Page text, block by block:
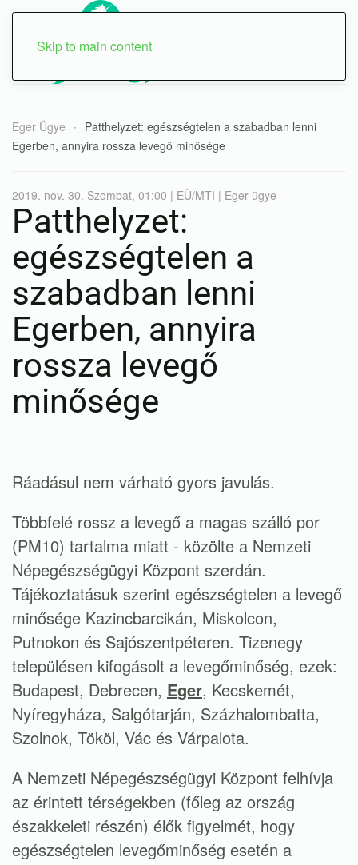
Skip to main content
Eger Ügye
Patthelyzet: egészségtelen a szabadban lenni
Egerben, annyira rossza levegő minősége
2019. nov. 30. Szombat, 01:00 | EÜ/MTI | Eger ügye
Patthelyzet:
egészségtelen a
szabadban lenni
Egerben, annyira
rossza levegő
minősége
Ráadásul nem várható gyors javulás.
Többfelé rossz a levegő a magas szálló por
(PM10) tartalma miatt - közölte a Nemzeti
Népegészségügyi Központ szerdán.
Tájékoztatásuk szerint egészségtelen a levegő
minősége Kazincbarcikán, Miskolcon,
Putnokon és Sajószentpéteren. Tizenegy
településen kifogásolt a levegőminőség, ezek:
Budapest, Debrecen, Eger, Kecskemét,
Nyíregyháza, Salgótarján, Százhalombatta,
Szolnok, Tököl, Vác és Várpalota.
A Nemzeti Népegészségügyi Központ felhívja
az érintett térségekben (főleg az ország
északkeleti részén) élők figyelmét, hogy
egészségtelen levegőminőség esetén a